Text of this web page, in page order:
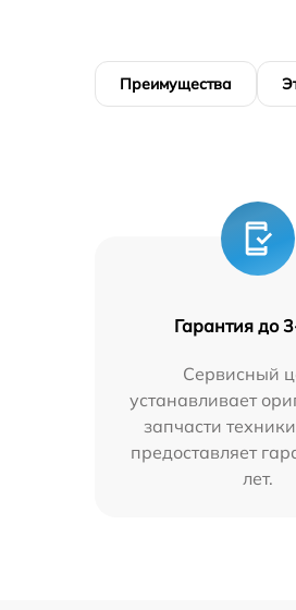
Преимущества
Гарантия до
Сервисный
устанавливает
запчасти
предоставляет
лет.